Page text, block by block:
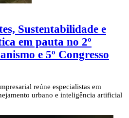
Sustentabilidade e
em pauta no 2º
e 5º Congresso
reúne especialistas em
urbano e inteligência artificial